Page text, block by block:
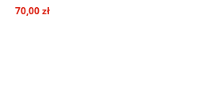
70,00 zł